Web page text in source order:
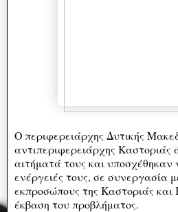
Ο περιφερειάρχης Δυτικής
αντιπεριφερειάρχης
αιτήματά τους και υποσχέθηκαν
ενέργειές τους, σε συνεργασία
εκπροσώπους της Καστοριάς και
έκβαση του προβλήματος.